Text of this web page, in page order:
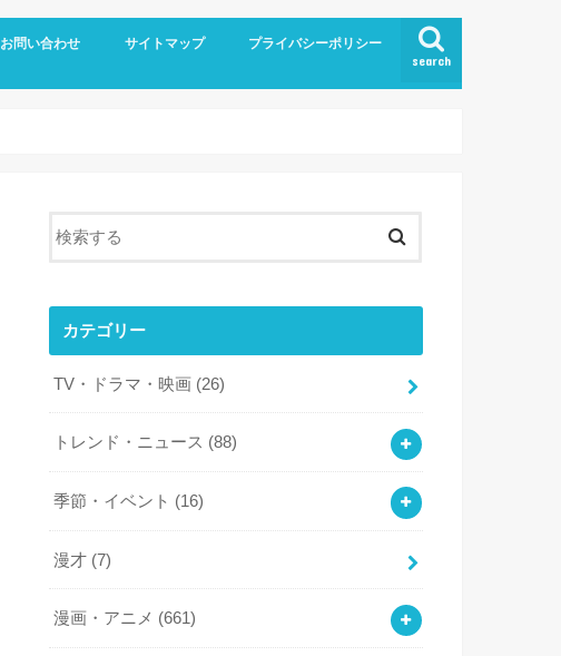
search
お問い合わせ サイトマップ プライバシーポリシー
カテゴリー
TV・ドラマ・映画 (26)
トレンド・ニュース (88)
季節・イベント (16)
漫才 (7)
漫画・アニメ (661)